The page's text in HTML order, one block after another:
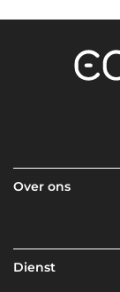
Over ons
Dienst